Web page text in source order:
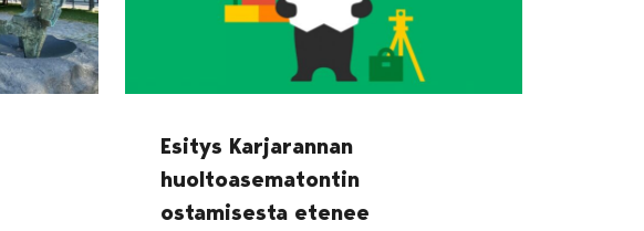
Esitys Karjarannan
huoltoasematontin
ostamisesta etenee